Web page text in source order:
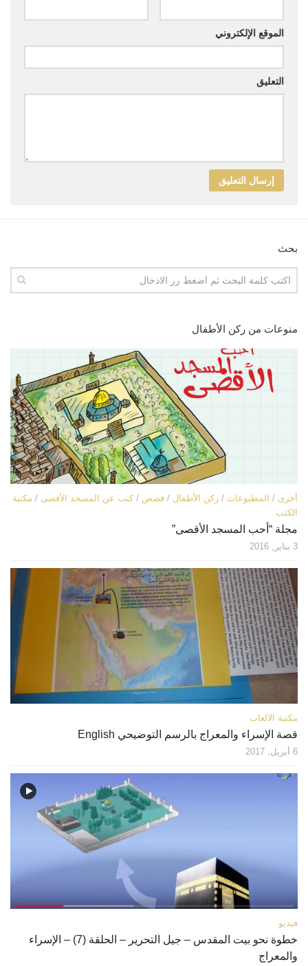
الموقع الإلكتروني
التعليق
بحث
منوعات من ركن الأطفال
أخرى / المطبوعات / ركن الأطفال / قصص / كتب عن المسجد الأقصى / مكتبة
الكتب
مجلة “أحب المسجد الأقصى”
3 يناير, 2016
مكتبة الالعاب
قصة الإسراء والمعراج بالرسم التوضيحي English
6 أبريل, 2017
فيديو
خطوة نحو بيت المقدس – جيل التحرير – الحلقة (7) – الإسراء
والمعراج